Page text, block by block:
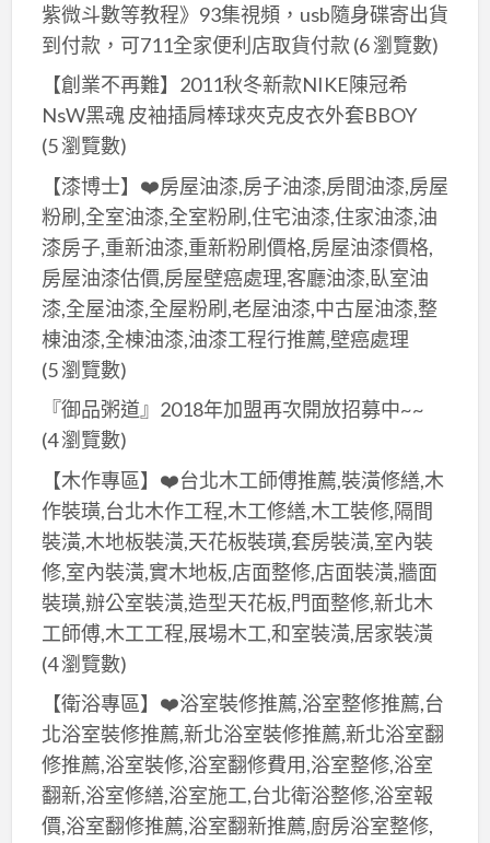
紫微斗數等教程》93集視頻，usb隨身碟寄出貨
到付款，可711全家便利店取貨付款 (6 瀏覽數)
【創業不再難】2011秋冬新款NIKE陳冠希
NsW黑魂 皮袖插肩棒球夾克皮衣外套BBOY
(5 瀏覽數)
【漆博士】❤️房屋油漆,房子油漆,房間油漆,房屋
粉刷,全室油漆,全室粉刷,住宅油漆,住家油漆,油
漆房子,重新油漆,重新粉刷價格,房屋油漆價格,
房屋油漆估價,房屋壁癌處理,客廳油漆,臥室油
漆,全屋油漆,全屋粉刷,老屋油漆,中古屋油漆,整
棟油漆,全棟油漆,油漆工程行推薦,壁癌處理
(5 瀏覽數)
『御品粥道』2018年加盟再次開放招募中~~
(4 瀏覽數)
【木作專區】❤️台北木工師傅推薦,裝潢修繕,木
作裝璜,台北木作工程,木工修繕,木工裝修,隔間
裝潢,木地板裝潢,天花板裝璜,套房裝潢,室內裝
修,室內裝潢,實木地板,店面整修,店面裝潢,牆面
裝璜,辦公室裝潢,造型天花板,門面整修,新北木
工師傅,木工工程,展場木工,和室裝潢,居家裝潢
(4 瀏覽數)
【衛浴專區】❤️浴室裝修推薦,浴室整修推薦,台
北浴室裝修推薦,新北浴室裝修推薦,新北浴室翻
修推薦,浴室裝修,浴室翻修費用,浴室整修,浴室
翻新,浴室修繕,浴室施工,台北衛浴整修,浴室報
價,浴室翻修推薦,浴室翻新推薦,廚房浴室整修,